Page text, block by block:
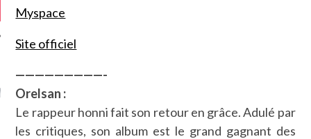
KARMA –
ANNIVERSAIRE
Myspace
Site officiel
—————————-
Orelsan :
Le rappeur honni fait son retour en grâce. Adulé par
les critiques, son album est le grand gagnant des